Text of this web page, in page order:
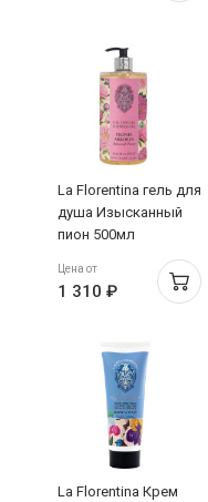
La Florentina гель для
душа Изысканный
пион 500мл
Цена от
1 310 ₽
La Florentina Крем